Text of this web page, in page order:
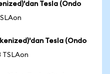
Tesla (Ondo
Tesla (Ondo
TSLAon